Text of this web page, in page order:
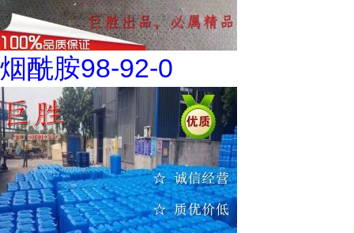
烟酰胺98-92-0